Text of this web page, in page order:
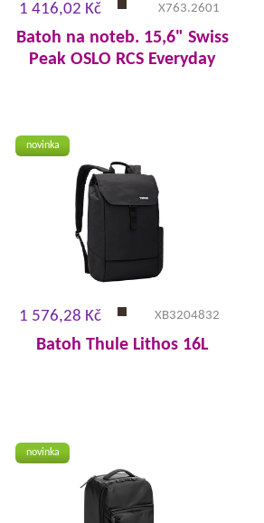
1 416,02 Kč X763.2601
Batoh na noteb. 15,6" Swiss
Peak OSLO RCS Everyday
novinka
1 576,28 Kč XB3204832
Batoh Thule Lithos 16L
novinka